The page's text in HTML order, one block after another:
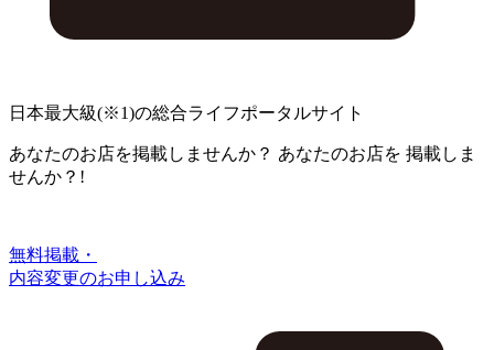
日本最大級(※1)の総合ライフポータルサイト
あなたのお店を掲載しませんか？ あなたのお店を 掲載しま
せんか？!
無料掲載・
内容変更のお申し込み